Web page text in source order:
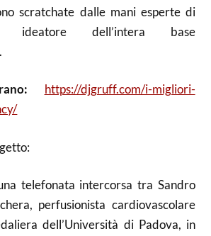
scratchate dalle mani esperte di
ideatore dell’intera base
https://djgruff.com/i-migliori-
telefonata intercorsa tra Sandro
perfusionista cardiovascolare
dell’Università di Padova, in